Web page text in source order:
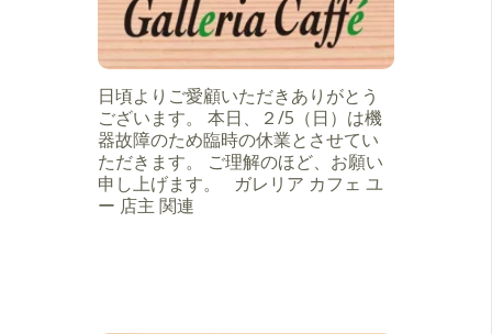
日頃よりご愛顧いただきありがとう
ございます。 本日、２/5（日）は機
器故障のため臨時の休業とさせてい
ただきます。 ご理解のほど、お願い
申し上げます。 ガレリア カフェ ユ
ー 店主 関連